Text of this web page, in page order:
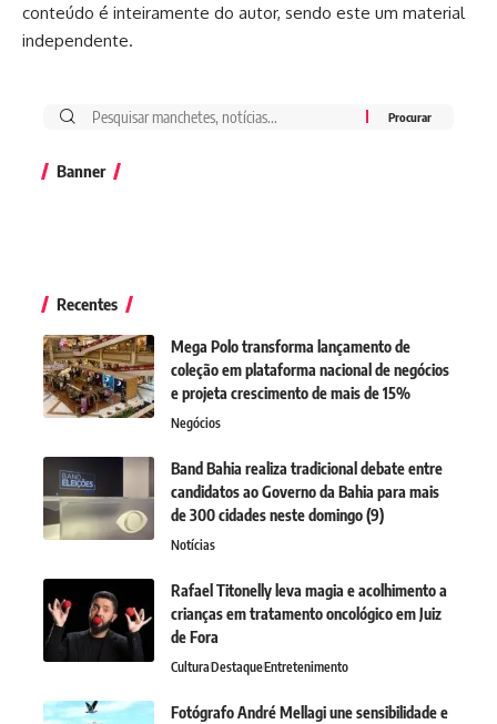
conteúdo é inteiramente do autor, sendo este um material
independente.
Banner
Recentes
Mega Polo transforma lançamento de
coleção em plataforma nacional de negócios
e projeta crescimento de mais de 15%
Negócios
Band Bahia realiza tradicional debate entre
candidatos ao Governo da Bahia para mais
de 300 cidades neste domingo (9)
Notícias
Rafael Titonelly leva magia e acolhimento a
crianças em tratamento oncológico em Juiz
de Fora
CulturaDestaqueEntretenimento
Fotógrafo André Mellagi une sensibilidade e